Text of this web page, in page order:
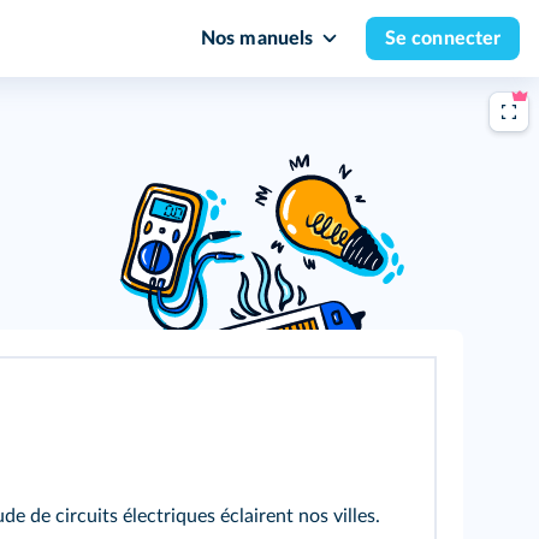
Nos manuels Se connecter
de circuits électriques éclairent nos villes.